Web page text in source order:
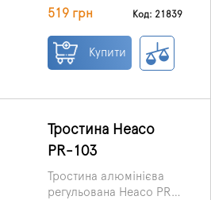
призначені для
при ходьбі для
користувачів з
оперативного втручання
Ціна за 1 штуку.
519 грн Код: 21839
Купити
Тростина Heaco
PR-103
Тростина алюмінієва
регульована Heaco PR-